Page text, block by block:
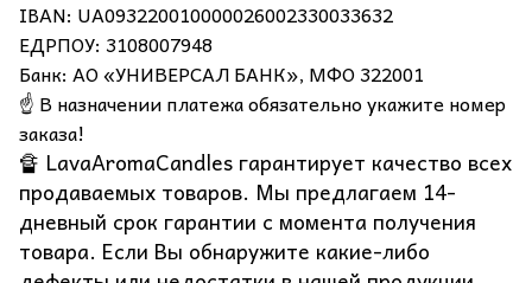
IBAN: UA093220010000026002330033632
ЕДРПОУ: 3108007948
Банк: АО «УНИВЕРСАЛ БАНК», МФО 322001
☝️ В назначении платежа обязательно укажите номер
заказа!
🔏 LavaAromaCandles гарантирует качество всех
продаваемых товаров. Мы предлагаем 14-
дневный срок гарантии с момента получения
товара. Если Вы обнаружите какие-либо